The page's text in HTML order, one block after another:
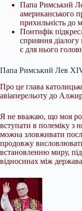
Папа Римський
американського
прихильність до
Понтифік
сприяння діалогу
є для нього
Папа Римський Лев XIV
Про це глава
авіаперельоту до
Я не вважаю, що моя
вступати в полеміку
можна зловживати
продовжу
встановленню миру,
відносинах між